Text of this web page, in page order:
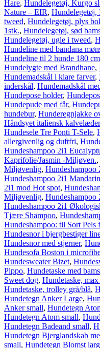
Hare, Hundelegetøj, Kurgo
Nature – EIR, Hundelegetøj,
tweed, Hundelegetøj, plys
1stk., Hundelegetøj, sød
Hundelegetøj, ugle i tweed,
Hundeline med bandana
Hundeline til 2 hunde 180
Hundelygte med Brandhane,
Hundemadskål i klare farver,
inderskål, Hundemadskål
Hundepose holder,
Hundepude med får,
hundebur, Hunderegnjakke
Håndsyet italiensk kalvelæder
Hundesele Tre Ponti T-Sele,
allergivenlig og duftfri,
Hundeshampoo 2i1
Kaprifolie/Jasmin -Miljøven.,
Miljøvenlig,
Hundeshampoo 2i1
2i1 mod Hot spot,
Miljøvenlig,
Hundeshampoo 2i1
Tjære Shampoo,
Hundeshampoo: til Sort Pels
Hundesnor i bjergbestiger
Hundesnor med stjerner,
Hundesofa Boston i
Hundesweater Bizet,
Pippo, Hundetaske med
Sweet dog, Hundetaske,
Hundetaske, trolley grå/blå,
Hundetegn Anker Large,
Anker small, Hundetegn
Hundetegn Atom small,
Hundetegn Badeand small,
Hundetegn Bjerglandskab
small, Hundetegn Blomst